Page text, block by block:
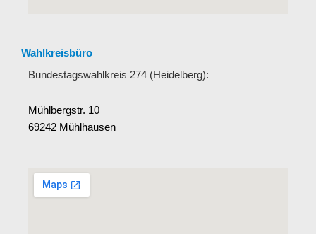
Wahlkreisbüro
Bundestagswahlkreis 274 (Heidelberg):
Mühlbergstr. 10
69242 Mühlhausen